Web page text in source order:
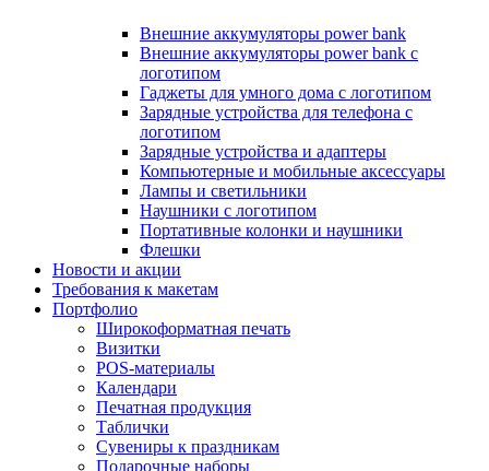
Внешние аккумуляторы power bank
Внешние аккумуляторы power bank с
логотипом
Гаджеты для умного дома с логотипом
Зарядные устройства для телефона с
логотипом
Зарядные устройства и адаптеры
Компьютерные и мобильные аксессуары
Лампы и светильники
Наушники с логотипом
Портативные колонки и наушники
Флешки
Новости и акции
Требования к макетам
Портфолио
Широкоформатная печать
Визитки
POS-материалы
Календари
Печатная продукция
Таблички
Сувениры к праздникам
Подарочные наборы